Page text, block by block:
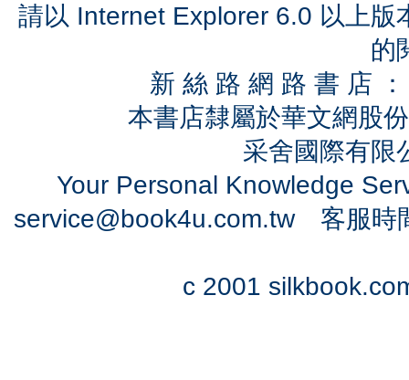
請以 Internet Explorer 6.0 以上
的
新 絲 路 網 路 書 店
本書店隸屬於華文網股
采舍國際有
Your Personal Knowledge
service@book4u.com.tw客服時
c 2001